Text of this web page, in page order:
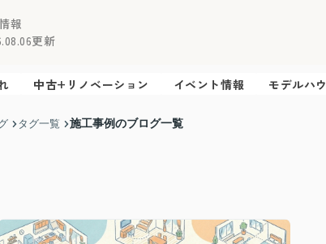
報
更新
中古+リノベーション イベント情報 モデルハ
タグ一覧 施工事例のブログ一覧